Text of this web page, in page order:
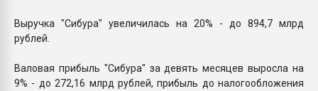
Выручка "Сибура" увеличилась на 20% - до 894,7 млрд
рублей.
Валовая прибыль "Сибура" за девять месяцев выросла на
9% - до 272,16 млрд рублей, прибыль до налогообложения